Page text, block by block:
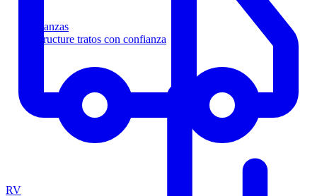
Finanzas
Estructure tratos con confianza
RV